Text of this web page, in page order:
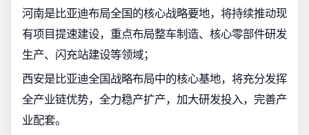
河南是比亚迪布局全国的核心战略要地，将持续推动现
有项目提速建设，重点布局整车制造、核心零部件研发
生产、闪充站建设等领域；
西安是比亚迪全国战略布局中的核心基地，将充分发挥
全产业链优势，全力稳产扩产，加大研发投入，完善产
业配套。